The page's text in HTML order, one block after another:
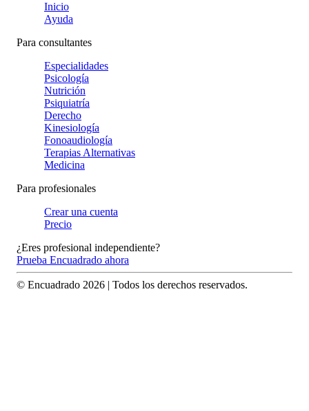
Inicio
Ayuda
Para consultantes
Especialidades
Psicología
Nutrición
Psiquiatría
Derecho
Kinesiología
Fonoaudiología
Terapias Alternativas
Medicina
Para profesionales
Crear una cuenta
Precio
¿Eres profesional independiente?
Prueba Encuadrado ahora
© Encuadrado 2026 | Todos los derechos reservados.